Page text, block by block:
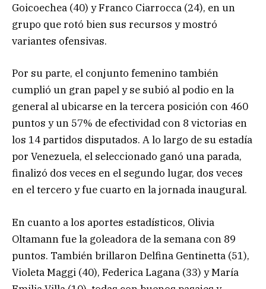
Goicoechea (40) y Franco Ciarrocca (24), en un
grupo que rotó bien sus recursos y mostró
variantes ofensivas.
Por su parte, el conjunto femenino también
cumplió un gran papel y se subió al podio en la
general al ubicarse en la tercera posición con 460
puntos y un 57% de efectividad con 8 victorias en
los 14 partidos disputados. A lo largo de su estadía
por Venezuela, el seleccionado ganó una parada,
finalizó dos veces en el segundo lugar, dos veces
en el tercero y fue cuarto en la jornada inaugural.
En cuanto a los aportes estadísticos, Olivia
Oltamann fue la goleadora de la semana con 89
puntos. También brillaron Delfina Gentinetta (51),
Violeta Maggi (40), Federica Lagana (33) y María